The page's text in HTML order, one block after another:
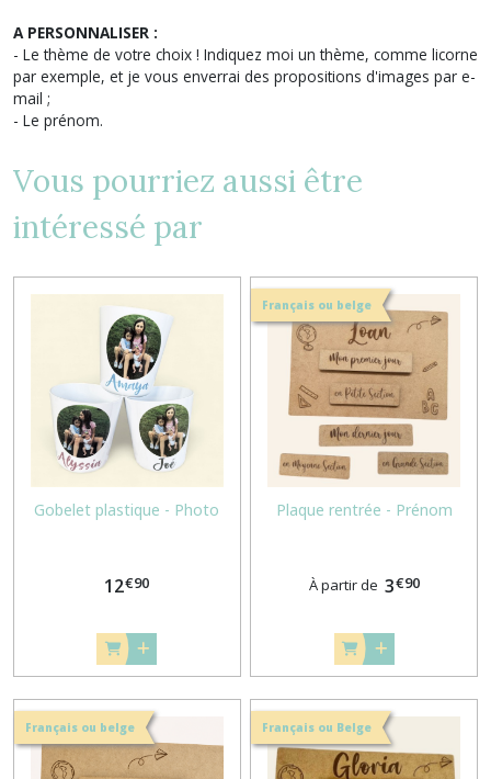
A PERSONNALISER :
- Le thème de votre choix ! Indiquez moi un thème, comme licorne
par exemple, et je vous enverrai des propositions d'images par e-
mail ;
- Le prénom.
Vous pourriez aussi être
intéressé par
Gobelet plastique - Photo
12€90
Français ou belge
Plaque rentrée - Prénom
À partir de 3€90
Français ou belge Français ou Belge